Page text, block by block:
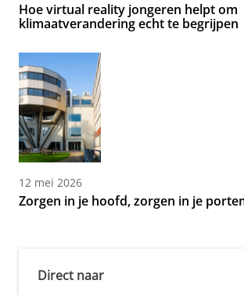
Hoe virtual reality jongeren helpt om
klimaatverandering echt te begrijpen
12 mei 2026
Zorgen in je hoofd, zorgen in je
Direct naar